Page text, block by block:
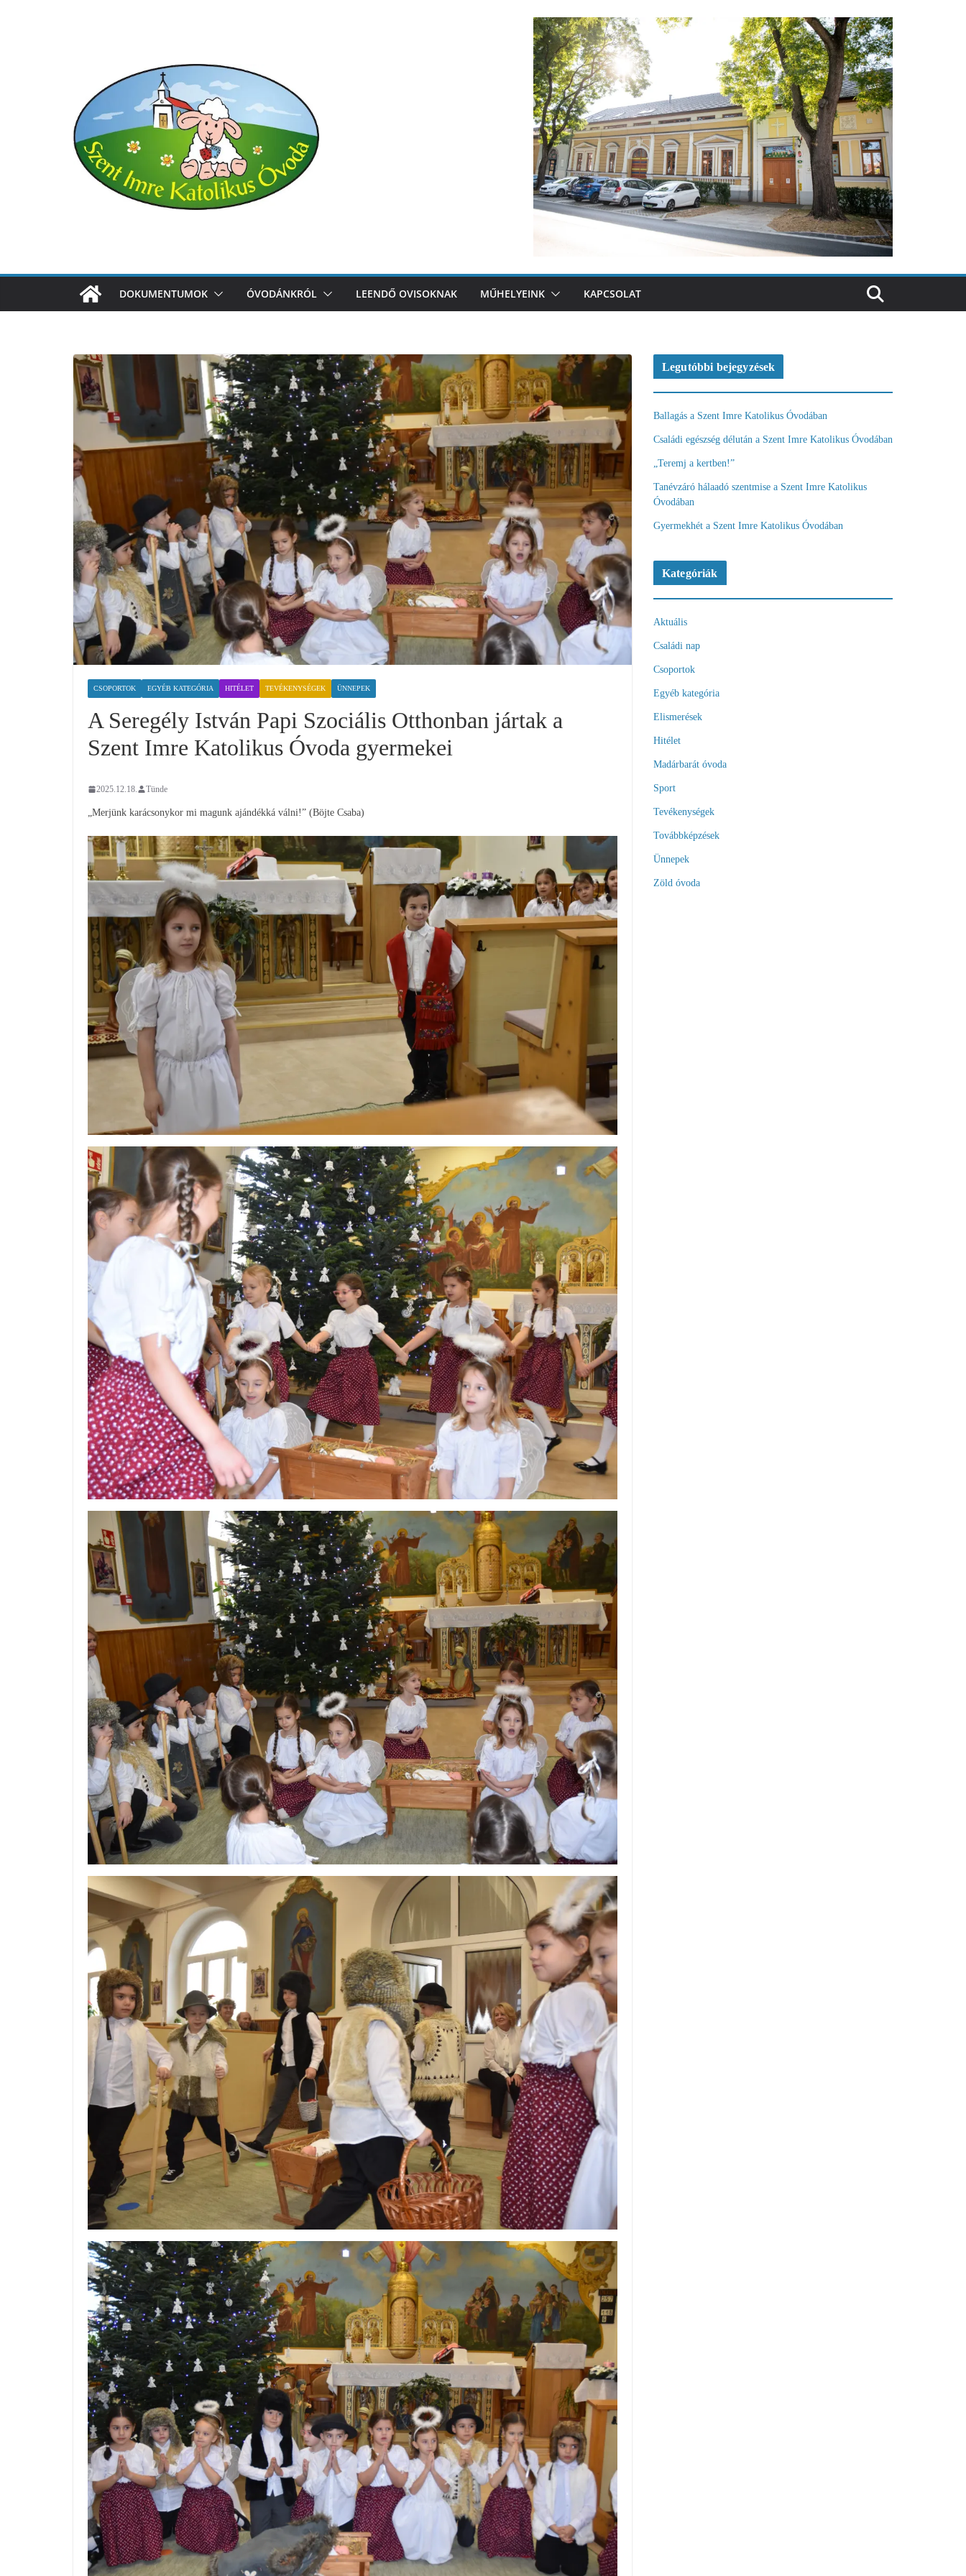
DOKUMENTUMOK ÓVODÁNKRÓL LEENDŐ OVISOKNAK MŰHELYEINK KAPCSOLAT
CSOPORTOK EGYÉB KATEGÓRIA HITÉLET TEVÉKENYSÉGEK ÜNNEPEK
A Seregély István Papi Szociális Otthonban jártak a
Szent Imre Katolikus Óvoda gyermekei
2025.12.18. Tünde
„Merjünk karácsonykor mi magunk ajándékká válni!” (Böjte Csaba)
Legutóbbi bejegyzések
Ballagás a Szent Imre Katolikus Óvodában
Családi egészség délután a Szent Imre Katolikus Óvodában
„Teremj a kertben!”
Tanévzáró hálaadó szentmise a Szent Imre Katolikus
Óvodában
Gyermekhét a Szent Imre Katolikus Óvodában
Kategóriák
Aktuális
Családi nap
Csoportok
Egyéb kategória
Elismerések
Hitélet
Madárbarát óvoda
Sport
Tevékenységek
Továbbképzések
Ünnepek
Zöld óvoda